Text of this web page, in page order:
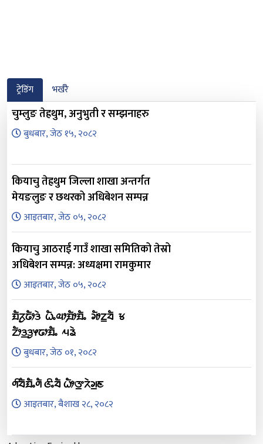
ट्रेडिंग भर्खरै
चुम्लुङ तेह्रथुम, अनुभुती र सम्झनाहरु
बुधबार, जेठ १५, २०८२
कियाचु तेह्रथुम जिल्ला शाखा अन्तर्गत
मेयङलुङ र छथरको अधिबेशन सम्पन्न
आइतबार, जेठ ०५, २०८२
कियाचु आठराई गाउँ शाखा समितिको तेस्रो
अधिबेशन सम्पन्न: अध्यक्षमा रामकुमार
आइतबार, जेठ ०५, २०८२
ᤀᤠᤖᤢᤒᤥᤋᤧ ᤐᤠᤱᤓᤣ᤹ᤀᤥᤀᤠᤱ ᤆᤥᤁ᤻ᤔᤠ ᤃ
ᤁᤥᤋ᤻ᤋᤢᤶᤒᤣᤀᤠᤱ ᤘᤕᤧ
बुधबार, जेठ ०१, २०८२
ᤛᤡᤔᤠᤀᤠᤱᤛᤠ ᤜᤡᤱᤔᤠ ᤐᤥᤅ᤻ᤖᤧᤆ᤻ᤇ
आइतबार, बैशाख २८, २०८२